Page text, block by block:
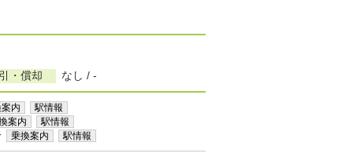
・償却 なし / -
内 駅情報
案内 駅情報
乗換案内 駅情報